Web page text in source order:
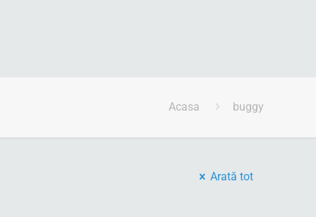
Acasa buggy
Arată tot